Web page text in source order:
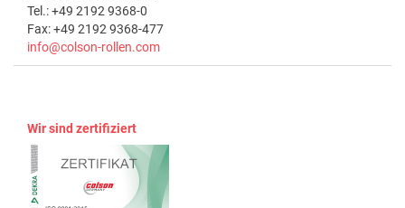
Tel.: +49 2192 9368-0
Fax: +49 2192 9368-477
info@colson-rollen.com
Wir sind zertifiziert